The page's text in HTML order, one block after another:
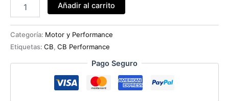
BALANCIN
CB
CROMOLIO
cantidad
Añadir al carrito
Categoría: Motor y Performance
Etiquetas: CB, CB Performance
Pago Seguro